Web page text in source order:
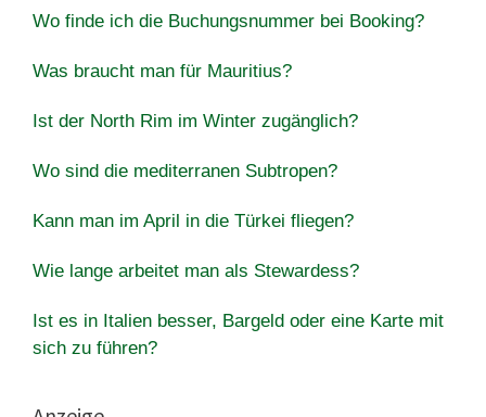
Wo finde ich die Buchungsnummer bei Booking?
Was braucht man für Mauritius?
Ist der North Rim im Winter zugänglich?
Wo sind die mediterranen Subtropen?
Kann man im April in die Türkei fliegen?
Wie lange arbeitet man als Stewardess?
Ist es in Italien besser, Bargeld oder eine Karte mit
sich zu führen?